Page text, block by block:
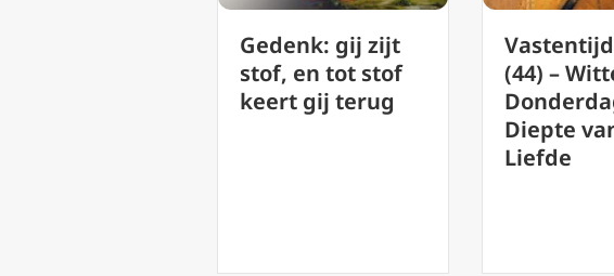
Gedenk: gij zijt
stof, en tot stof
keert gij terug
Vastentijd 2022
(44) – Witte
Donderdag de